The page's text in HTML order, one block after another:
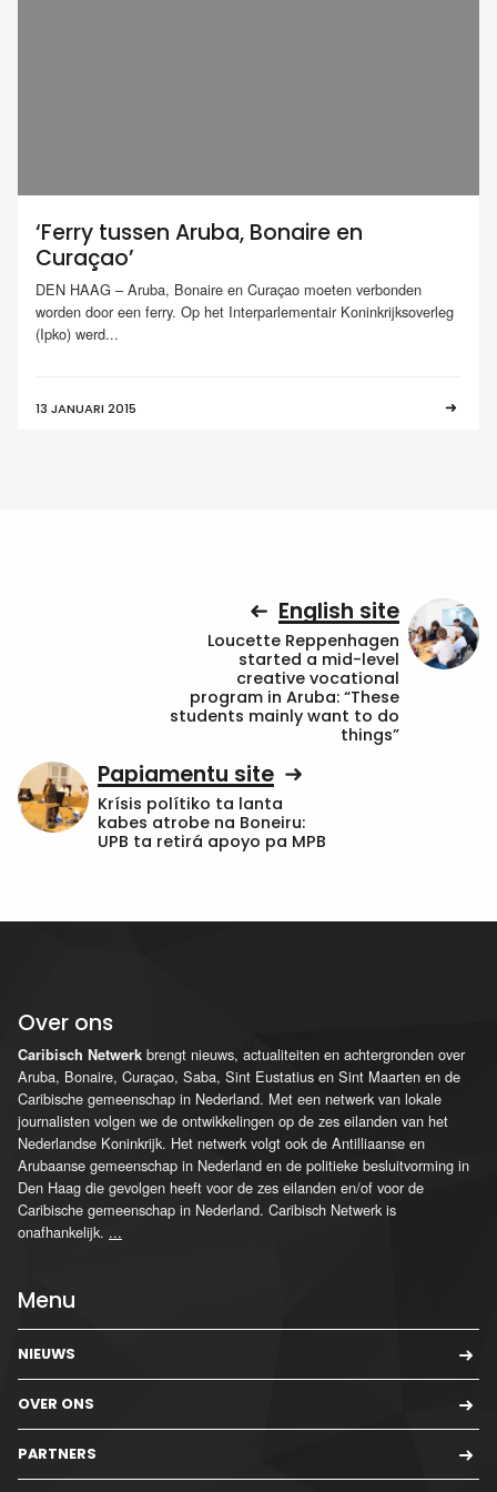
‘Ferry tussen Aruba, Bonaire en
Curaçao’
DEN HAAG – Aruba, Bonaire en Curaçao moeten verbonden
worden door een ferry. Op het Interparlementair Koninkrijksoverleg
(Ipko) werd...
13 JANUARI 2015
English site
Loucette Reppenhagen
started a mid-level
creative vocational
program in Aruba: “These
students mainly want to do
things”
Papiamentu site
Krísis polítiko ta lanta
kabes atrobe na Boneiru:
UPB ta retirá apoyo pa MPB
Over ons
Caribisch Netwerk brengt nieuws, actualiteiten en achtergronden over
Aruba, Bonaire, Curaçao, Saba, Sint Eustatius en Sint Maarten en de
Caribische gemeenschap in Nederland. Met een netwerk van lokale
journalisten volgen we de ontwikkelingen op de zes eilanden van het
Nederlandse Koninkrijk. Het netwerk volgt ook de Antilliaanse en
Arubaanse gemeenschap in Nederland en de politieke besluitvorming in
Den Haag die gevolgen heeft voor de zes eilanden en/of voor de
Caribische gemeenschap in Nederland. Caribisch Netwerk is
onafhankelijk. ...
Menu
NIEUWS
OVER ONS
PARTNERS